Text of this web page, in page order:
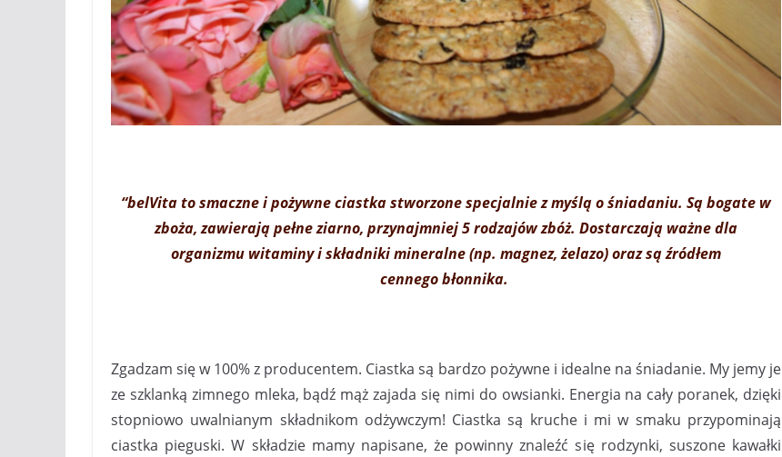
“belVitato smaczne i pożywne ciastka stworzone specjalnie z myślą ośniadaniu. Są bogate w
zboża, zawierają pełne ziarno, przynajmniej 5 rodzajów zbóż. Dostarczają ważne dla
organizmu witaminy i składniki mineralne(np. magnez, żelazo) oraz są źródłem
cennegobłonnika.
Zgadzam się w 100% z producentem. Ciastka są bardzo pożywne i idealne na śniadanie. My jemy je
ze szklanką zimnego mleka, bądź mąż zajada się nimi do owsianki. Energia na cały poranek, dzięki
stopniowo uwalnianym składnikom odżywczym! Ciastka są kruche i mi w smaku przypominają
ciastka pieguski. W składzie mamy napisane, że powinny znaleźć się rodzynki, suszone kawałki